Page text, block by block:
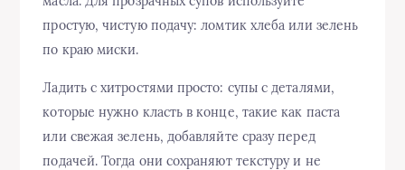
простую, чистую подачу: ломтик хлеба или зелень
по краю миски.
Ладить с хитростями просто: супы с деталями,
которые нужно класть в конце, такие как паста
или свежая зелень, добавляйте сразу перед
подачей. Тогда они сохраняют текстуру и не